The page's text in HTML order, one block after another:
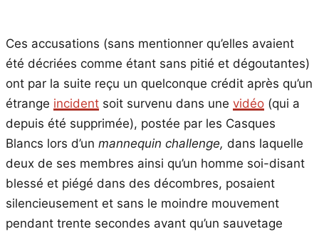
Ces accusations (sans mentionner qu’elles avaient
été décriées comme étant sans pitié et dégoutantes)
ont par la suite reçu un quelconque crédit après qu’un
étrange incident soit survenu dans une vidéo (qui a
depuis été supprimée), postée par les Casques
Blancs lors d’un mannequin challenge, dans laquelle
deux de ses membres ainsi qu’un homme soi-disant
blessé et piégé dans des décombres, posaient
silencieusement et sans le moindre mouvement
pendant trente secondes avant qu’un sauvetage